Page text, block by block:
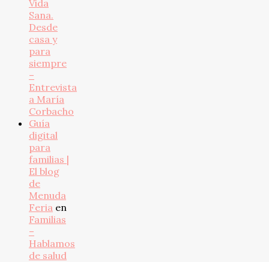
Vida
Sana.
Desde
casa y
para
siempre
–
Entrevista
a María
Corbacho
Guía
digital
para
familias |
El blog
de
Menuda
Feria en
Familias
–
Hablamos
de salud